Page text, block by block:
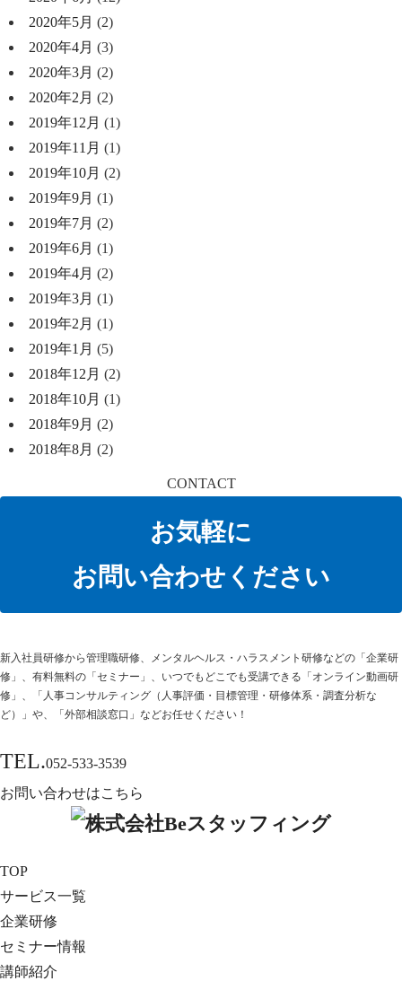
2020年5月 (2)
2020年4月 (3)
2020年3月 (2)
2020年2月 (2)
2019年12月 (1)
2019年11月 (1)
2019年10月 (2)
2019年9月 (1)
2019年7月 (2)
2019年6月 (1)
2019年4月 (2)
2019年3月 (1)
2019年2月 (1)
2019年1月 (5)
2018年12月 (2)
2018年10月 (1)
2018年9月 (2)
2018年8月 (2)
CONTACT
お気軽に
お問い合わせください
新⼊社員研修から管理職研修、メンタルヘルス・ハラスメント研修などの「企業研
修」、有料無料の「セミナー」、いつでもどこでも受講できる「オンライン動画研
修」、「人事コンサルティング（人事評価・目標管理・研修体系・調査分析な
ど）」や、「外部相談窓口」などお任せください！
TEL.052-533-3539
お問い合わせはこちら
TOP
サービス一覧
企業研修
セミナー情報
講師紹介